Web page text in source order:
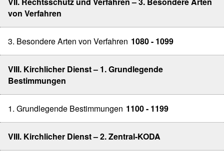
von Verfahren
3. Besondere Arten von Verfahren 1080 - 1099
VIII. Kirchlicher Dienst – 1. Grundlegende
Bestimmungen
1. Grundlegende Bestimmungen 1100 - 1199
VIII. Kirchlicher Dienst – 2. Zentral-KODA